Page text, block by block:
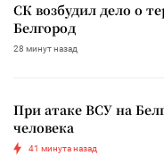
СК возбудил дело о
Белгород
28 минут назад
При атаке ВСУ на
человека
41 минута назад